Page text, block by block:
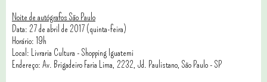
Noite de autógrafos São Paulo
Data: 27 de abril de 2017 (quinta-feira)
Horário: 19h
Local: Livraria Cultura - Shopping Iguatemi
Endereço: Av. Brigadeiro Faria Lima, 2232, Jd. Paulistano, São Paulo - SP